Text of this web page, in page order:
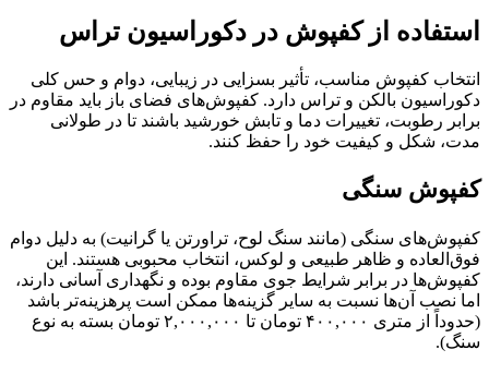
استفاده از کفپوش در دکوراسیون تراس
انتخاب کفپوش مناسب، تأثیر بسزایی در زیبایی، دوام و حس کلی
دکوراسیون بالکن و تراس دارد. کفپوش‌های فضای باز باید مقاوم در
برابر رطوبت، تغییرات دما و تابش خورشید باشند تا در طولانی
مدت، شکل و کیفیت خود را حفظ کنند.
کفپوش سنگی
کفپوش‌های سنگی (مانند سنگ لوح، تراورتن یا گرانیت) به دلیل دوام
فوق‌العاده و ظاهر طبیعی و لوکس، انتخاب محبوبی هستند. این
کفپوش‌ها در برابر شرایط جوی مقاوم بوده و نگهداری آسانی دارند،
اما نصب آن‌ها نسبت به سایر گزینه‌ها ممکن است پرهزینه‌تر باشد
(حدوداً از متری ۴۰۰,۰۰۰ تومان تا ۲,۰۰۰,۰۰۰ تومان بسته به نوع
سنگ).